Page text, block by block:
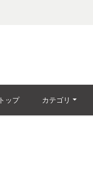
トップ カテゴリ